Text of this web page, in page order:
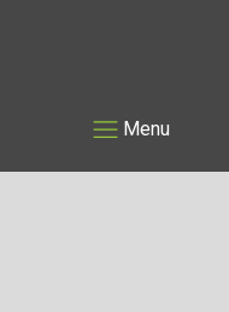
Menu